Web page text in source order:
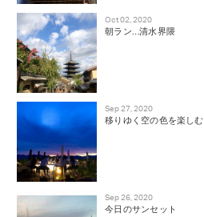
Oct 02, 2020
朝ラン…清水界隈
Sep 27, 2020
移りゆく空の色を楽しむ
Sep 26, 2020
今日のサンセット